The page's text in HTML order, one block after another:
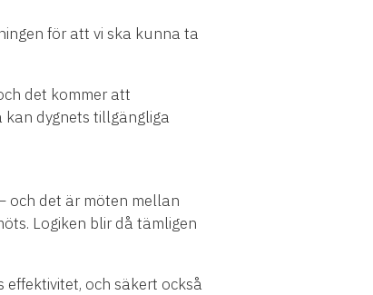
för att vi ska kunna ta
det kommer att
kan dygnets tillgängliga
och det är möten mellan
Logiken blir då tämligen
och säkert också